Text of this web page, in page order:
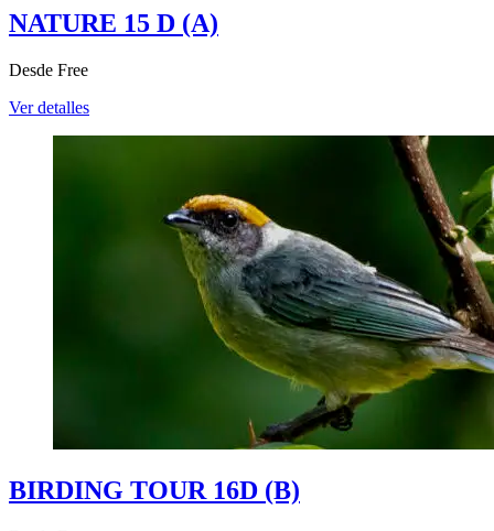
NATURE 15 D (A)
Desde Free
Ver detalles
BIRDING TOUR 16D (B)